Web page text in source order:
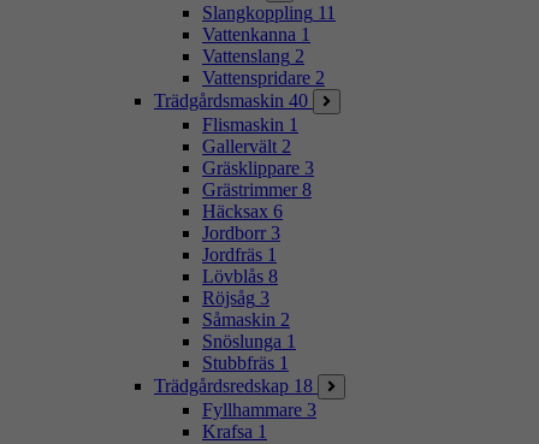
Slangkoppling 11
Vattenkanna 1
Vattenslang 2
Vattenspridare 2
Trädgårdsmaskin 40
Flismaskin 1
Gallervält 2
Gräsklippare 3
Grästrimmer 8
Häcksax 6
Jordborr 3
Jordfräs 1
Lövblås 8
Röjsåg 3
Såmaskin 2
Snöslunga 1
Stubbfräs 1
Trädgårdsredskap 18
Fyllhammare 3
Krafsa 1